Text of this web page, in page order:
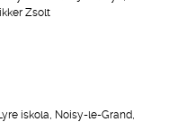
Zsolt
iskola, Noisy-le-Grand,